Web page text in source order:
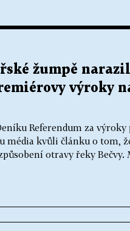
žumpě
výroky
Referendum za výroky
média kvůli článku o tom,
otravy řeky Bečvy.